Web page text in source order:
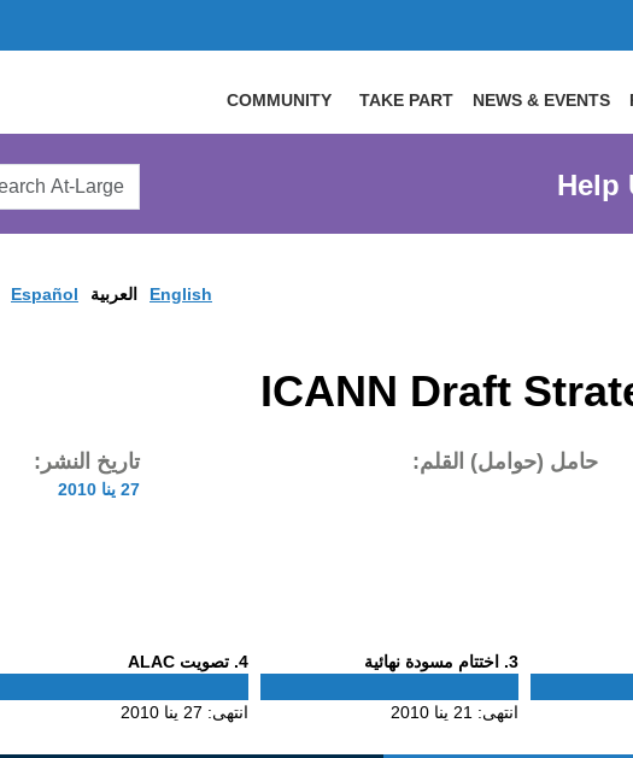
NEWS & EVENTS
TAKE PART
COMMUNITY
Help
AtLarge
English العربية Español
ICANN Draft
حامل (حوامل) القلم: تاريخ النشر:
27 ينا 2010
3
Phase
. اختتام مسودة نهائية
انتهى:21 ينا 2010
4
Phase
. تصويت ALAC
انتهى: 27 ينا 2010